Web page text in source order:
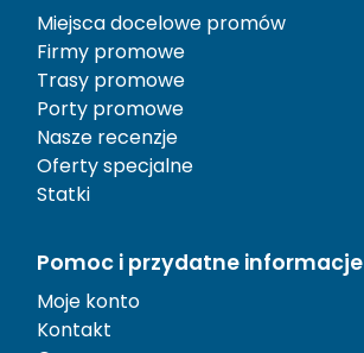
Miejsca docelowe promów
Firmy promowe
Trasy promowe
Porty promowe
Nasze recenzje
Oferty specjalne
Statki
Pomoc i przydatne informacje
Moje konto
Kontakt